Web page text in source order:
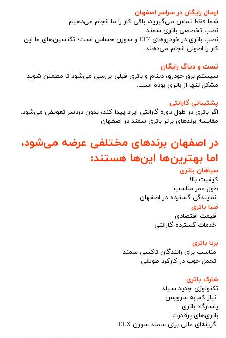
ارسال رایگان در سراسر اصفهان
شما فقط تماس می‌گیرید، باقی کار را ما انجام می‌دهیم.
نصب تخصصی باتری سمند
نصب باتری در خودروهای EF7 و سورن حساس است؛ تکنسین‌های ما این
کار را اصولی انجام می‌دهند.
تست و دیاگ رایگان
سیستم برق خودرو، دینام و باتری قبلی بررسی می‌شود تا مطمئن شوید
مشکل تنها از باتری بوده است.
پشتیبانی گارانتی
اگر باتری در طول دوره گارانتی ایراد پیدا کند، بدون دردسر تعویض می‌شود.
مقایسه برندهای برتر باتری سمند در اصفهان
در اصفهان برندهای مختلفی عرضه می‌شود،
اما بهترین‌ها این‌ها هستند:
سپاهان باتری
کیفیت بالا
طول عمر مناسب
نمایندگی گسترده در اصفهان
صبا باتری
قیمت اقتصادی
خدمات گسترده گارانتی
برنا باتری
مناسب برای رانندگان تاکسی سمند
تحمل خوب در کارکرد طولانی
شارک باتری
تکنولوژی جدید سیلد
نیاز کم به سرویس
پاسارگاد باتری
باتری‌های پرقدرت
گزینه‌ای عالی برای سمند سورن ELX